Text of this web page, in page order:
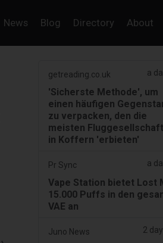
News Blog Directory About
getreading.co.uk a
'Sicherste Methode', um
einen häufigen
zu verpacken, den die
meisten
in Koffern 'erbieten'
Pr Sync a
Vape Station bietet Lost
15.000 Puffs in den
VAE an
Juno News 2